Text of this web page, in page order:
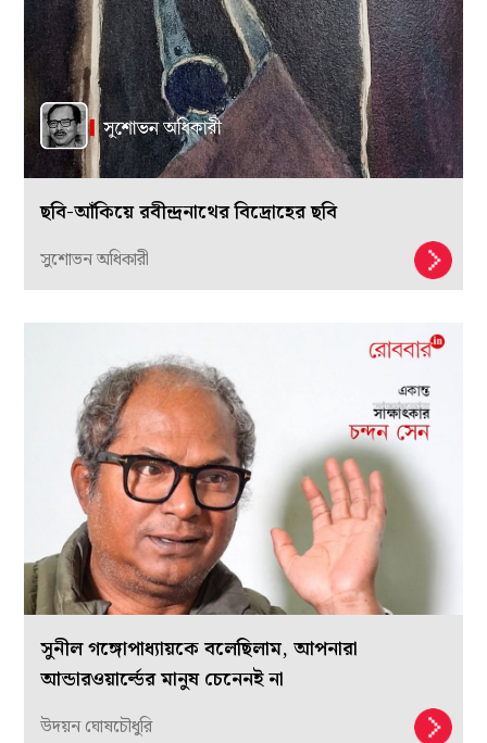
ছবি-আঁকিয়ে রবীন্দ্রনাথের বিদ্রোহের ছবি
সুশোভন অধিকারী
সুনীল গঙ্গোপাধ্যায়কে বলেছিলাম, আপনারা
আন্ডারওয়ার্ল্ডের মানুষ চেনেনই না
উদয়ন ঘোষচৌধুরি